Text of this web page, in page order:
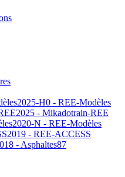
2025-H0 - REE-Modèles
2025 - Mikadotrain-REE
2020-N - REE-Modèles
2019 - REE-ACCESS
- Asphaltes87